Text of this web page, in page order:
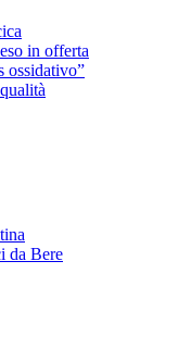
in offerta
ossidativo”
da Bere